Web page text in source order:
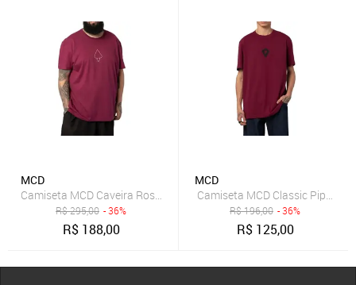
MCD
Camiseta MCD Caveira Rosas SM25 Masculina Magenta
R$295,00 - 36%
R$ 188,00
MCD
Camiseta MCD Classic Pipa
R$196,00 - 36%
R$ 125,00